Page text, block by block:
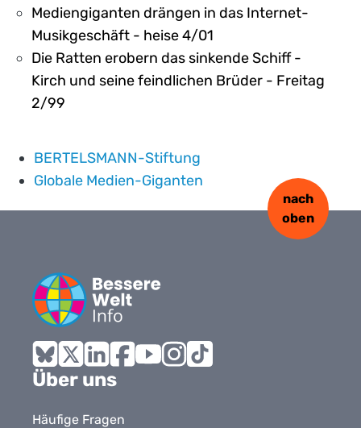
Mediengiganten drängen in das Internet-
Musikgeschäft - heise 4/01
Die Ratten erobern das sinkende Schiff -
Kirch und seine feindlichen Brüder - Freitag
2/99
BERTELSMANN-Stiftung
Globale Medien-Giganten
Bluesky
X LinkedInFacebook
nach
oben
Über uns
Häufige Fragen